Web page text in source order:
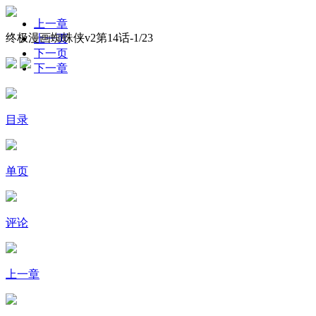
终极漫画蜘蛛侠v2第14话-1/23
上一章
上一页
下一页
下一章
目录
单页
评论
上一章